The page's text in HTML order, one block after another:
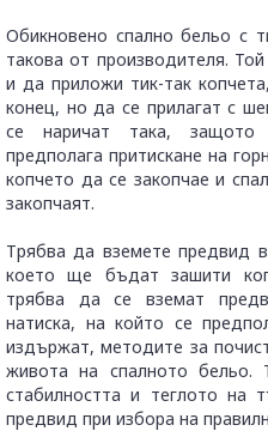
Обикновено спално бельо с
такова от производителя.
и да приложи тик-так
конец, но да се прилагат с
се наричат така,
предполага притискане на
копчето да се закопчае и
закопчаят.
Трябва да вземете предвид
което ще бъдат зашити
трябва да се вземат
натиска, на който се
издържат, методите за
живота на спалното бельо.
стабилността и теглото на
предвид при избора на